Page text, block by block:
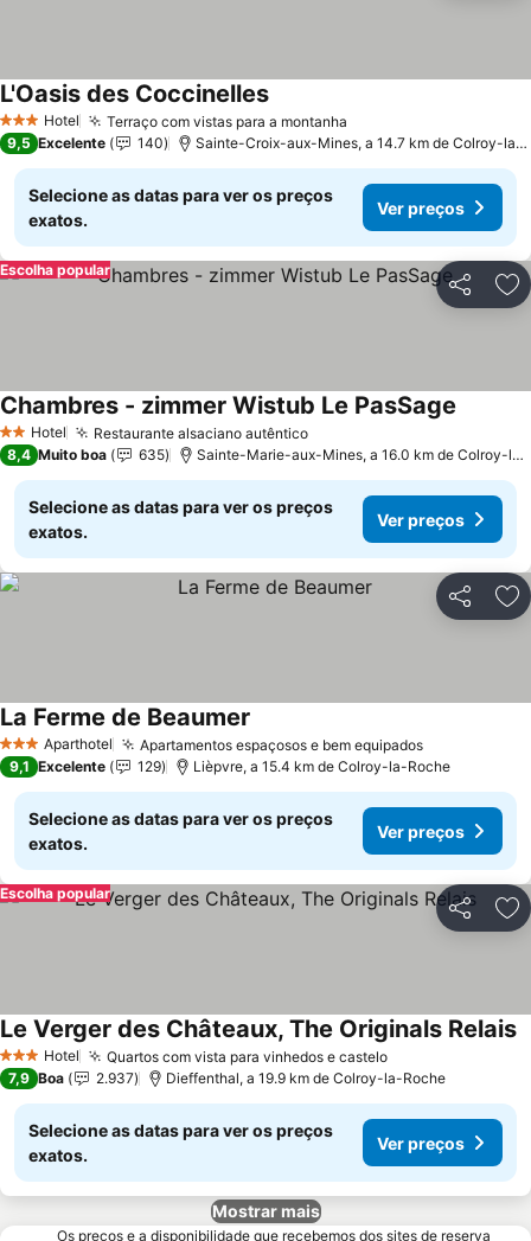
3 EstrelasHotel Terraço com vistas para a montanha
L'Oasis des CoccinellesVer preços
9,5 Excelente 140 Sainte-Croix-aux-Mines, a 14.7 km de Colroy-la-
Selecione as datas para ver os preços
exatos.
Ver preços
Partilhar
Escolha popular
2 Estrelas
Hotel Restaurante alsaciano autênticoVer preços
Chambres - zimmer Wistub Le PasSage
8,4 Muito boa 635 Sainte-Marie-aux-Mines, a 16.0 km de Colroy-la-
Selecione as datas para ver os preços
exatos.
Ver preços
Partilhar
3 EstrelasAparthotel Apartamentos espaçosos e bem equipadosVer preços
La Ferme de Beaumer
9,1 Excelente 129 Lièpvre, a 15.4 km de Colroy-la-Roche
Selecione as datas para ver os preços
exatos.
Ver preços
Partilhar
Escolha popular
3 EstrelasHotel Quartos com vista para vinhedos e casteloVer preços
Le Verger des Châteaux, The Originals Relais
7,9 Boa 2.937 Dieffenthal, a 19.9 km de Colroy-la-Roche
Selecione as datas para ver os preços
exatos.
Ver preços
Mostrar mais
Os preços e a disponibilidade que recebemos dos sites de reserva